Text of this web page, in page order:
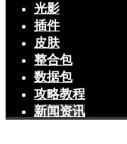
光影
插件
皮肤
整合包
数据包
攻略教程
新闻资讯